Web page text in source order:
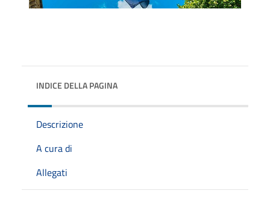
INDICE DELLA PAGINA
Descrizione
A cura di
Allegati